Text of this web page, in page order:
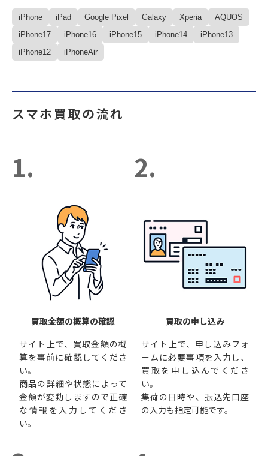
iPhone iPad Google Pixel Galaxy Xperia
AQUOS
iPhone17
iPhone16 iPhone15 iPhone14
iPhone13
iPhone12
iPhoneAir
スマホ買取の流れ
1.
買取金額の概算の確認
サイト上で、買取金額の概
算を事前に確認してくださ
い。
商品の詳細や状態によって
金額が変動しますので正確
な情報を入力してくださ
い。
2.
買取の申し込み
サイト上で、申し込みフォ
ームに必要事項を入力し、
買取を申し込んでくださ
い。
集荷の日時や、振込先口座
の入力も指定可能です。